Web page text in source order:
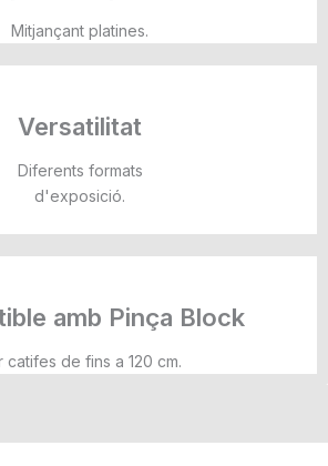
Mitjançant platines.
Versatilitat
Diferents formats
d'exposició.
amb Pinça Block
catifes de fins a 120 cm.